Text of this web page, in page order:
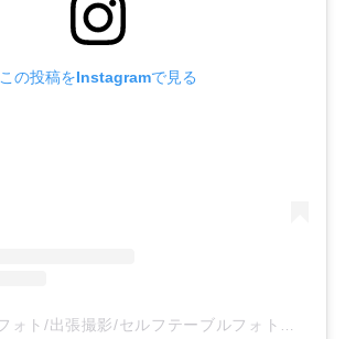
この投稿をInstagramで見る